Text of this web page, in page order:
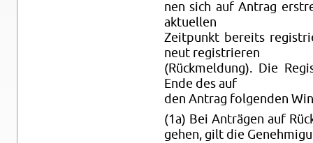
nen sich auf An­trag
ak­tu­el­len
Zeit­punkt be­reits
neut re­gis­trie­ren
(Rück­mel­dung). Die
Ende des auf
den An­trag fol­gen­den
(1a) Bei An­trä­gen auf
ge­hen, gilt die